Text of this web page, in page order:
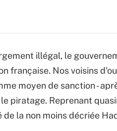
illégal, le
française. Nos voisins
moyen de sanction -
piratage. Reprenant
la non moins décriée